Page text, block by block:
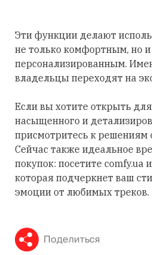
Эти функции делают
не только комфортным, но и
персонализированным.
владельцы переходят на
Если вы хотите открыть
насыщенного и
присмотритесь к решениям
Сейчас также идеальное
покупок: посетите comfy.ua
которая подчеркнет ваш
эмоции от любимых треков.
Поделиться